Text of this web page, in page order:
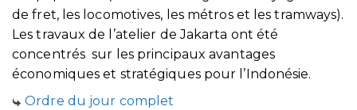
de fret, les locomotives, les métros et les tramways).
Les travaux de l’atelier de Jakarta ont été
concentrés sur les principaux avantages
économiques et stratégiques pour l’Indonésie.
Ordre du jour complet